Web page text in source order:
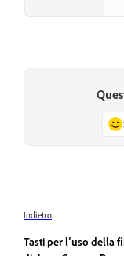
Indietro
Tasti per l’uso della